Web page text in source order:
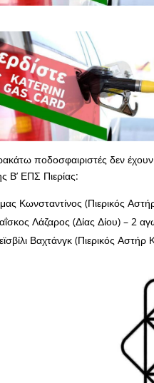
ποδοσφαιριστές δεν
Β’ ΕΠΣ Πιερίας:
Κωνσταντίνος (Πιερικός
Λάζαρος (Δίας Δίου) – 2
Βαχτάνγκ (Πιερικός Αστήρ